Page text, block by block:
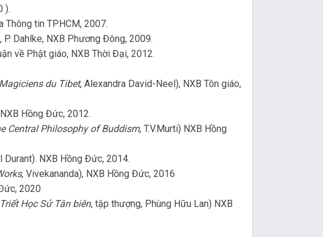
).
Thông tin TPHCM, 2007.
P. Dahlke, NXB Phương Đông, 2009.
về Phật giáo, NXB Thời Đại, 2012.
du Tibet, Alexandra David-Neel), NXB Tôn giáo,
Hồng Đức, 2012.
Central Philosophy of Buddism, T.V.Murti) NXB Hồng
Durant). NXB Hồng Đức, 2014.
, Vivekananda), NXB Hồng Đức, 2016
2020
Học Sử Tân biên, tập thượng, Phùng Hữu Lan) NXB